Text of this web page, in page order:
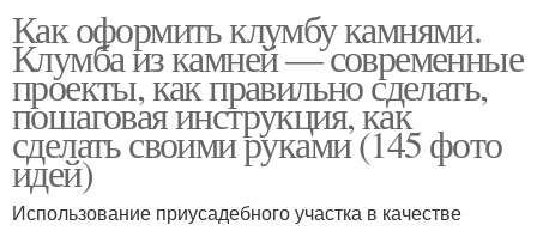
Как оформить клумбу камнями.
Клумба из камней — современные
проекты, как правильно сделать,
пошаговая инструкция, как
сделать своими руками (145 фото
идей)
Использование приусадебного участка в качестве